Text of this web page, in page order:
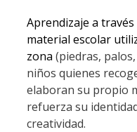
Aprendizaje a
material escolar
zona (piedras,
niños quienes
elaboran su propio
refuerza su
creatividad.